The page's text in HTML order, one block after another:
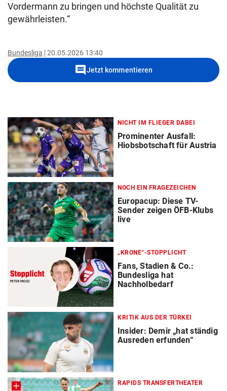
Vordermann zu bringen und höchste Qualität zu
gewährleisten.“
Bundesliga 20.05.2026 13:40
commentJetzt kommentieren
NICHT IM FLIEGER DABEI
Prominenter Ausfall:
Hiobsbotschaft für Austria
NOCH EIN FRAGEZEICHEN
Europacup: Diese TV-
Sender zeigen ÖFB-Klubs
live
„KRONE“-STOPPLICHT
Fans, Stadien & Co.:
Bundesliga hat
Nachholbedarf
KRITIK AUS DER TÜRKEI
Insider: Demir „hat ständig
Ausreden erfunden“
RAPIDS TRANSFERTHEATER